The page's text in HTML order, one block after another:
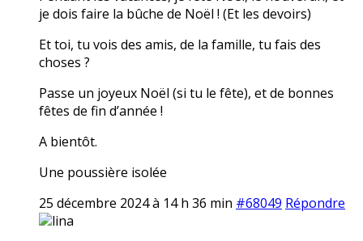
je dois faire la bûche de Noël ! (Et les devoirs)
Et toi, tu vois des amis, de la famille, tu fais des
choses ?
Passe un joyeux Noël (si tu le fête), et de bonnes
fêtes de fin d’année !
A bientôt.
Une poussière isolée
25 décembre 2024 à 14 h 36 min #68049 Répondre
lina